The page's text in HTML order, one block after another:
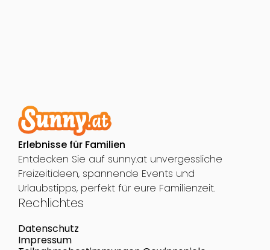
Erlebnisse für Familien
Entdecken Sie auf sunny.at unvergessliche
Freizeitideen, spannende Events und
Urlaubstipps, perfekt für eure Familienzeit.
Rechlichtes
Datenschutz
Impressum